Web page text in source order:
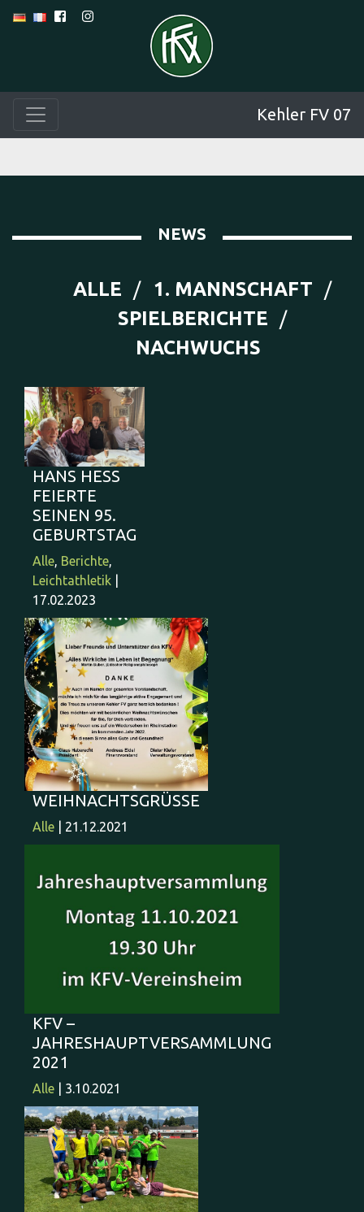
Kehler FV 07
NEWS
ALLE
1. MANNSCHAFT
SPIELBERICHTE
NACHWUCHS
HANS HESS
FEIERTE
SEINEN 95.
GEBURTSTAG
Alle, Berichte,
Leichtathletik
17.02.2023
WEIHNACHTSGRÜSSE
Alle | 21.12.2021
KFV –
JAHRESHAUPTVERSAMMLUNG
2021
Alle | 3.10.2021